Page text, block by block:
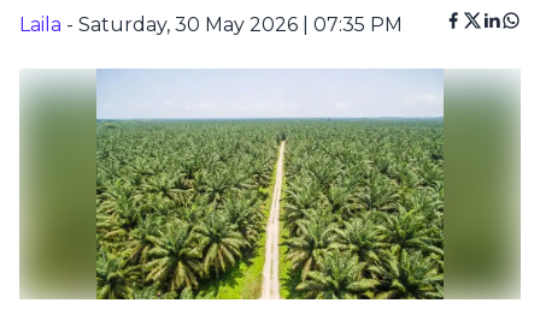
Laila - Saturday, 30 May 2026 | 07:35 PM